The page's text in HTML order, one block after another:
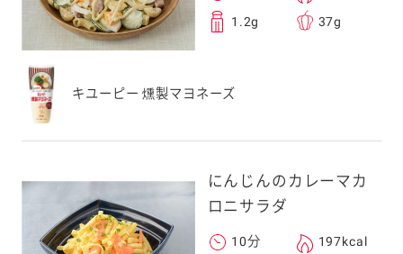
1.2g 37g
キユーピー 燻製マヨネーズ
にんじんのカレーマカ
ロニサラダ
10分 197kcal